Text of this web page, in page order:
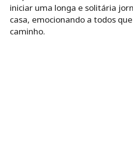
iniciar uma longa e solitária
casa, emocionando a todos
caminho.